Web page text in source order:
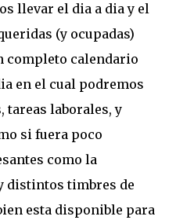
llevar el dia a dia y el
(y ocupadas)
completo calendario
en el cual podremos
tareas laborales, y
si fuera poco
como la
distintos timbres de
esta disponible para